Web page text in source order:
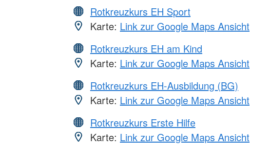
Rotkreuzkurs EH Sport
Karte: Link zur Google Maps Ansicht
Rotkreuzkurs EH am Kind
Karte: Link zur Google Maps Ansicht
Rotkreuzkurs EH-Ausbildung (BG)
Karte: Link zur Google Maps Ansicht
Rotkreuzkurs Erste Hilfe
Karte: Link zur Google Maps Ansicht